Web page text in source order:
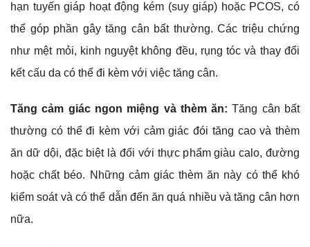
hạn tuyến giáp hoạt động kém (suy giáp) hoặc PCOS, có
thể góp phần gây tăng cân bất thường. Các triệu chứng
như mệt mỏi, kinh nguyệt không đều, rụng tóc và thay đổi
kết cấu da có thể đi kèm với việc tăng cân.
Tăng cảm giác ngon miệng và thèm ăn: Tăng cân bất
thường có thể đi kèm với cảm giác đói tăng cao và thèm
ăn dữ dội, đặc biệt là đối với thực phẩm giàu calo, đường
hoặc chất béo. Những cảm giác thèm ăn này có thể khó
kiểm soát và có thể dẫn đến ăn quá nhiều và tăng cân hơn
nữa.